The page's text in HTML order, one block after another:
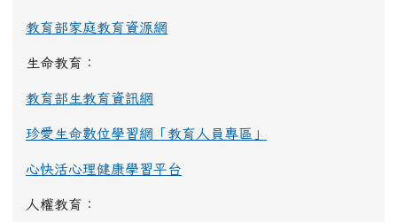
教育部家庭教育資源網
生命教育：
教育部生教育資訊網
珍愛生命數位學習網「教育人員專區」
心快活心理健康學習平台
人權教育：